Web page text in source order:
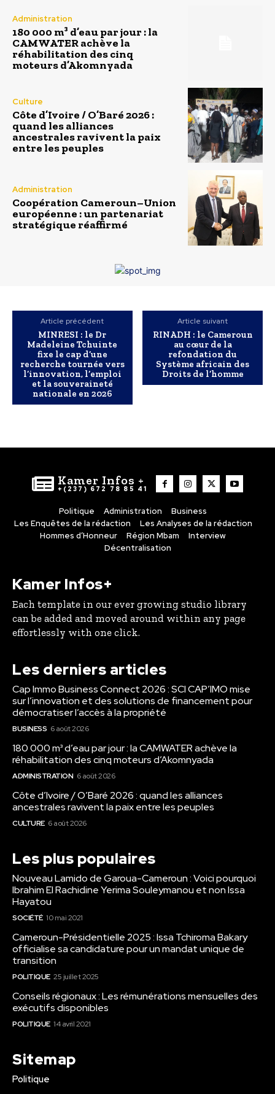
Administration
180 000 m³ d’eau par jour : la
CAMWATER achève la
réhabilitation des cinq
moteurs d’Akomnyada
Culture
Côte d’Ivoire / O’Baré 2026 :
quand les alliances
ancestrales ravivent la paix
entre les peuples
Administration
Coopération Cameroun–Union
européenne : un partenariat
stratégique réaffirmé
Article précédent
MINRESI : le Dr
Madeleine Tchuinte
fixe le cap d’une
recherche tournée vers
l’innovation, l’emploi
et la souveraineté
nationale en 2026
Article suivant
RINADH : le Cameroun
au cœur de la
refondation du
Système africain des
Droits de l’homme
Kamer Infos +
+(237) 672 78 85 41
Politique Administration
Business
Les Enquêtes de la rédaction
Les Analyses de la rédaction
Hommes d’Honneur
Région Mbam
Interview
Décentralisation
Kamer Infos+
Each template in our ever growing studio library
can be added and moved around within any page
effortlessly with one click.
Les derniers articles
Cap Immo Business Connect 2026 : SCI CAP’IMO mise
sur l’innovation et des solutions de financement pour
démocratiser l’accès à la propriété
BUSINESS 6 août 2026
180 000 m³ d’eau par jour : la CAMWATER achève la
réhabilitation des cinq moteurs d’Akomnyada
ADMINISTRATION 6 août 2026
Côte d’Ivoire / O’Baré 2026 : quand les alliances
ancestrales ravivent la paix entre les peuples
CULTURE 6 août 2026
Les plus populaires
Nouveau Lamido de Garoua-Cameroun : Voici pourquoi
Ibrahim El Rachidine Yerima Souleymanou et non Issa
Hayatou
SOCIÉTÉ 10 mai 2021
Cameroun-Présidentielle 2025 : Issa Tchiroma Bakary
officialise sa candidature pour un mandat unique de
transition
POLITIQUE 25 juillet 2025
Conseils régionaux : Les rémunérations mensuelles des
exécutifs disponibles
POLITIQUE 14 avril 2021
Sitemap
Politique